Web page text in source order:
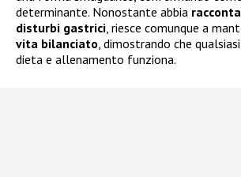
determinante. Nonostante abbia
disturbi gastrici, riesce comunque a
vita bilanciato, dimostrando che
dieta e allenamento funziona.